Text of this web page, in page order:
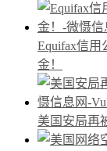
Equifax信用
金！
美国安局再